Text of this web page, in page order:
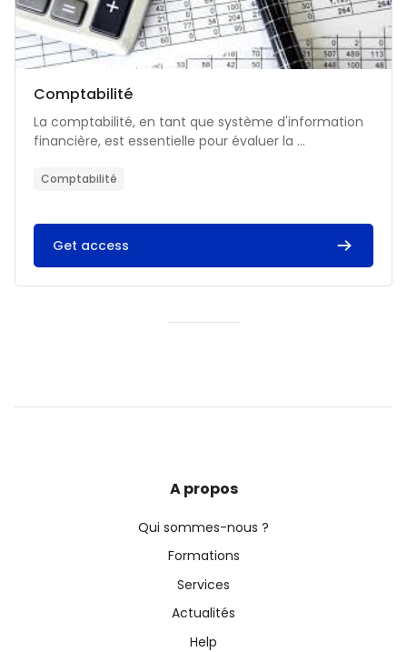
Catégorie de cours
Nom du cours
Comptabilité
Résumé du cours :
La comptabilité, en tant que système d'information
financière, est essentielle pour évaluer la ...
Comptabilité
Get access
A propos
Qui sommes-nous ?
Formations
Services
Actualités
Help